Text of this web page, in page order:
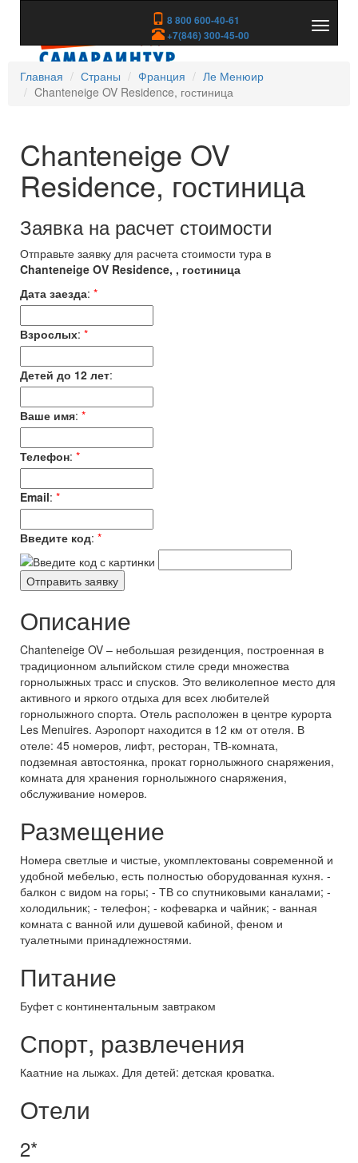
8 800 600-40-61
+7(846) 300-45-00
скрыть
Главная
Страны Франция
Ле Менюир
Chanteneige OV Residence, гостиница
Chanteneige OV
Residence, гостиница
Заявка на расчет стоимости
Отправьте заявку для расчета стоимости тура в
Chanteneige OV Residence, , гостиница
Дата заезда: *
Взрослых: *
Детей до 12 лет:
Ваше имя: *
Телефон: *
Email: *
Введите код: *
Описание
Chanteneige OV – небольшая резиденция, построенная в
традиционном альпийском стиле среди множества
горнолыжных трасс и спусков. Это великолепное место для
активного и яркого отдыха для всех любителей
горнолыжного спорта. Отель расположен в центре курорта
Les Menuires. Аэропорт находится в 12 км от отеля. В
отеле: 45 номеров, лифт, ресторан, ТВ-комната,
подземная автостоянка, прокат горнолыжного снаряжения,
комната для хранения горнолыжного снаряжения,
обслуживание номеров.
Размещение
Номера светлые и чистые, укомплектованы современной и
удобной мебелью, есть полностью оборудованная кухня. -
балкон с видом на горы; - ТВ со спутниковыми каналами; -
холодильник; - телефон; - кофеварка и чайник; - ванная
комната с ванной или душевой кабиной, феном и
туалетными принадлежностями.
Питание
Буфет с континентальным завтраком
Спорт, развлечения
Каатние на лыжах. Для детей: детская кроватка.
Отели
2*